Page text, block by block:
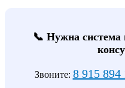
📞 Нужна система
Звоните: 8 915 894